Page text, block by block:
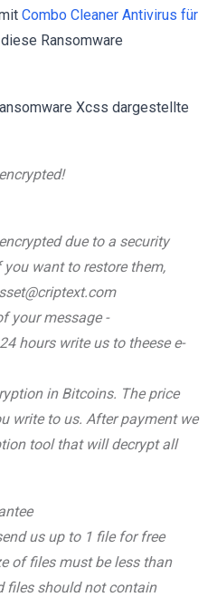
Combo Cleaner Antivirus für
Ransomware
Xcss dargestellte
due to a security
want to restore them,
your message -
hours write us to theese e-
in Bitcoins. The price
write to us. After payment we
tool that will decrypt all
us up to 1 file for free
of files must be less than
files should not contain